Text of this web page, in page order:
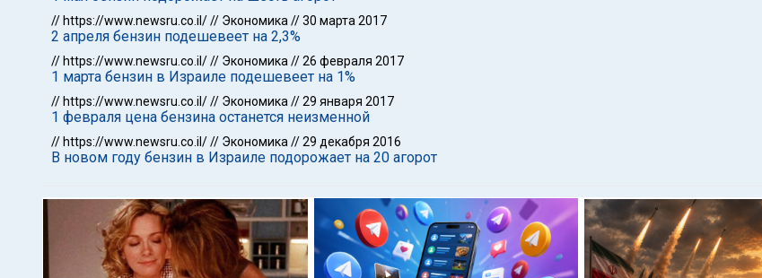
// https://www.newsru.co.il/// Экономика //30 марта 2017
2 апреля бензин подешевеет на 2,3%
// https://www.newsru.co.il/// Экономика //26 февраля 2017
1 марта бензин в Израиле подешевеет на 1%
// https://www.newsru.co.il/// Экономика //29 января 2017
1 февраля цена бензина останется неизменной
// https://www.newsru.co.il/// Экономика //29 декабря 2016
В новом году бензин в Израиле подорожает на 20 агорот